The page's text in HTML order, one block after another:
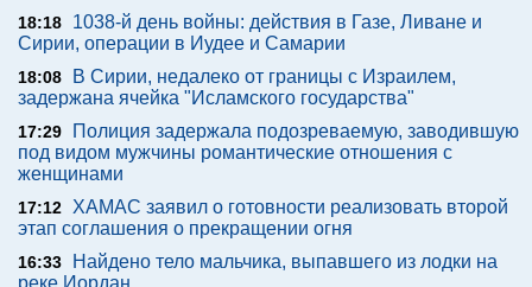
18:18
1038-й день войны: действия в Газе, Ливане и
Сирии, операции в Иудее и Самарии
18:08
В Сирии, недалеко от границы с Израилем,
задержана ячейка "Исламского государства"
17:29
Полиция задержала подозреваемую, заводившую
под видом мужчины романтические отношения с
женщинами
17:12
ХАМАС заявил о готовности реализовать второй
этап соглашения о прекращении огня
16:33
Найдено тело мальчика, выпавшего из лодки на
реке Иордан